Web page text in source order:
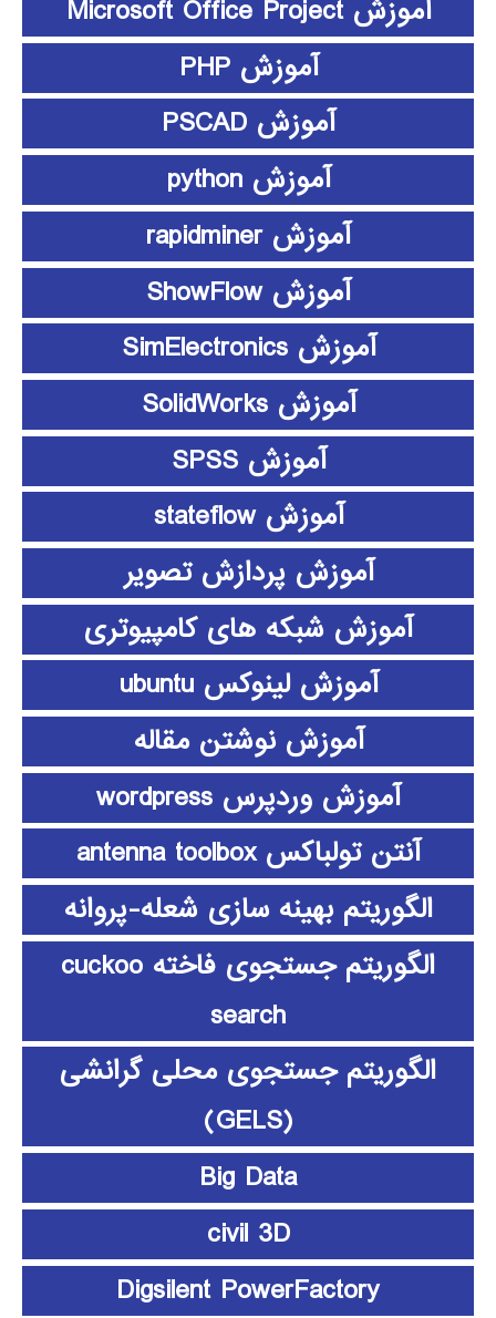
آموزش Microsoft Office Project
آموزش PHP
آموزش PSCAD
آموزش python
آموزش rapidminer
آموزش ShowFlow
آموزش SimElectronics
آموزش SolidWorks
آموزش SPSS
آموزش stateflow
آموزش پردازش تصویر
آموزش شبکه های کامپیوتری
آموزش لینوکس ubuntu
آموزش نوشتن مقاله
آموزش وردپرس wordpress
آنتن تولباکس antenna toolbox
الگوریتم بهینه سازی شعله-پروانه
الگوریتم جستجوی فاخته cuckoo
search
الگوریتم جستجوی محلی گرانشی
(GELS)
Big Data
civil 3D
Digsilent PowerFactory